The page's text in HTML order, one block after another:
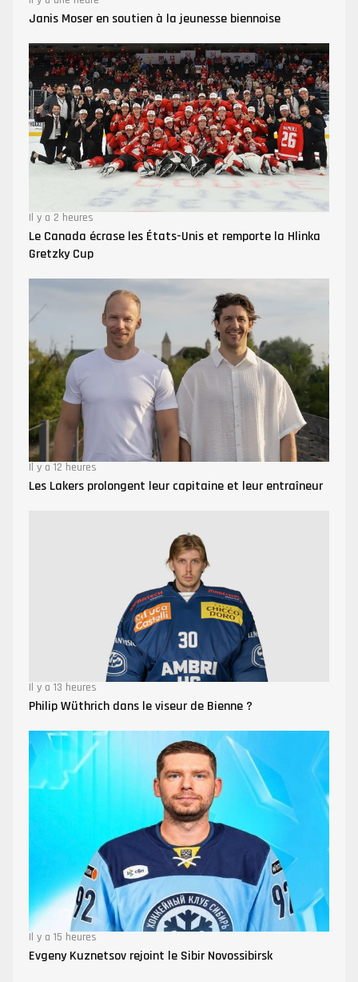
Janis Moser en soutien à la jeunesse biennoise
Il y a 2 heures
Le Canada écrase les États-Unis et remporte la Hlinka
Gretzky Cup
Il y a 12 heures
Les Lakers prolongent leur capitaine et leur entraîneur
Il y a 13 heures
Philip Wüthrich dans le viseur de Bienne ?
Il y a 15 heures
Evgeny Kuznetsov rejoint le Sibir Novossibirsk